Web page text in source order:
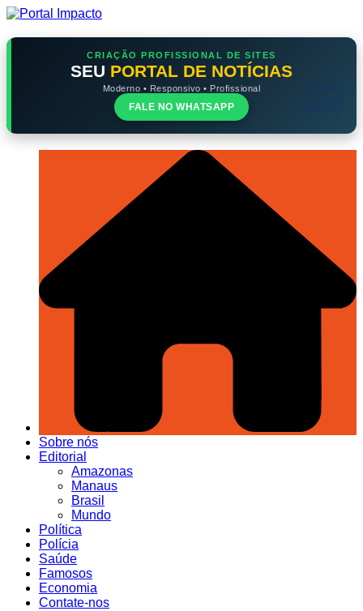
Ir
o
CRIAÇÃO PROFISSIONAL DE SITES
SEU PORTAL DE NOTÍCIAS
Moderno • Responsivo • Profissional
FALE NO WHATSAPP
Sobre nós
Editorial
Amazonas
Manaus
Brasil
Mundo
Política
Polícia
Saúde
Famosos
Economia
Contate-nos